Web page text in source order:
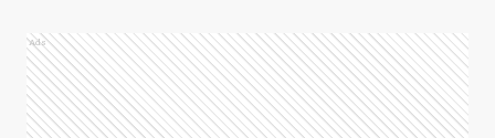
Ads